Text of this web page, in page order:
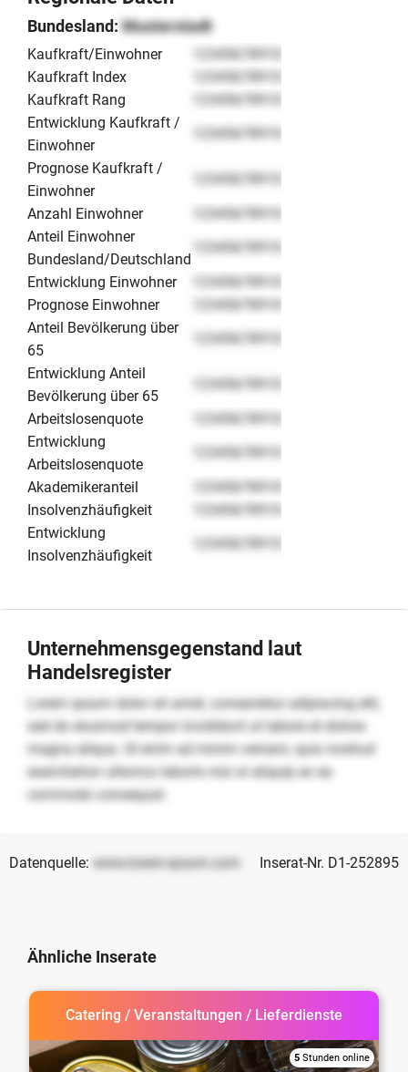
Bundesland: Musterstadt
Kaufkraft/Einwohner
12345678910
Kaufkraft Index
12345678910
Kaufkraft Rang
12345678910
Entwicklung Kaufkraft /
Einwohner
12345678910
Prognose Kaufkraft /
Einwohner
12345678910
Anzahl Einwohner
12345678910
Anteil Einwohner
Bundesland/Deutschland
12345678910
Entwicklung Einwohner
12345678910
Prognose Einwohner
12345678910
Anteil Bevölkerung über
65
12345678910
Entwicklung Anteil
Bevölkerung über 65
12345678910
Arbeitslosenquote
12345678910
Entwicklung
Arbeitslosenquote
12345678910
Akademikeranteil
12345678910
Insolvenzhäufigkeit
12345678910
Entwicklung
Insolvenzhäufigkeit
12345678910
Unternehmensgegenstand laut
Handelsregister
Lorem ipsum dolor sit amet, consectetur adipiscing elit,
sed do eiusmod tempor incididunt ut labore et dolore
magna aliqua. Ut enim ad minim veniam, quis nostrud
exercitation ullamco laboris nisi ut aliquip ex ea
commodo consequat.
Datenquelle: www.lorem-ipsum.com Inserat-Nr. D1-252895
Ähnliche Inserate
Catering / Veranstaltungen / Lieferdienste
5 Stunden online